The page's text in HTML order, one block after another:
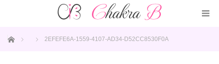
ホーム 2EFEFE6A-1559-4107-AD34-D52CC8530F0A